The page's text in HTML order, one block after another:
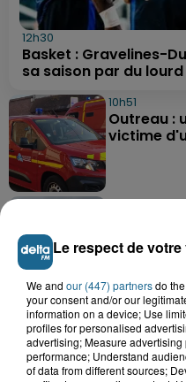
12h30
Basket : Gravelines-
sa saison par du lourd
10h51
Outreau :
victime
9h14
Des
Herzeele
9h03
Un
blessé
Le respect de
We and our (447) partnersdo
your consent and/or our
information on a device; Use
profiles for personalised
advertising; Measure
performance; Understand
of data from different sources;